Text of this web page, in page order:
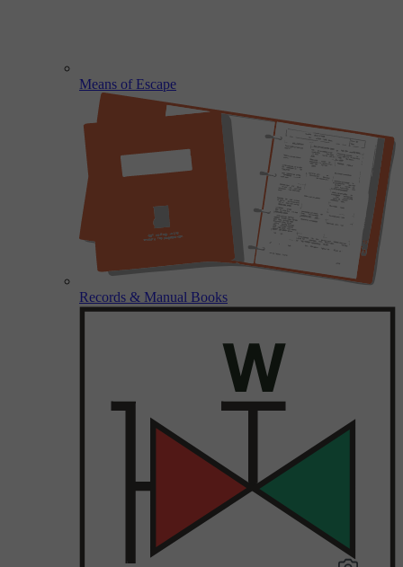
Means of Escape
Records & Manual Books